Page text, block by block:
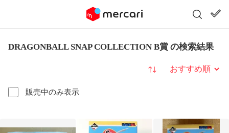
DRAGONBALL SNAP COLLECTION B賞 の検索結果
販売中のみ表示
並び替え